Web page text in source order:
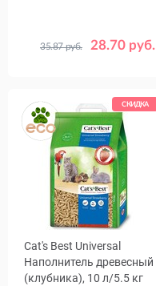
28.70 руб.
35.87 руб.
Объем,
5 10+2
10
СКИДКА
Cat's Best Universal
Наполнитель древесный
(клубника), 10 л/5.5 кг